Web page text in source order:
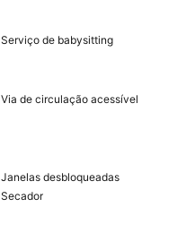
Serviço de babysitting
Via de circulação acessível
Janelas desbloqueadas
Secador